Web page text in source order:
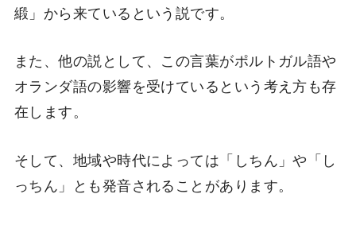
緞」から来ているという説です。
また、他の説として、この言葉がポルトガル語や
オランダ語の影響を受けているという考え方も存
在します。
そして、地域や時代によっては「しちん」や「し
っちん」とも発音されることがあります。